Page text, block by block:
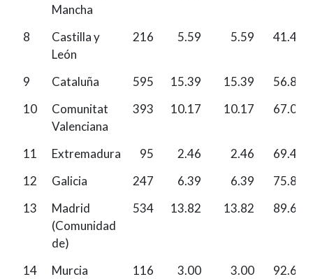
Mancha
8
Castilla y
León
216 5.59 5.59 41.45
9 Cataluña 595 15.39 15.39
56.84
10
Comunitat
Valenciana
393 10.17 10.17 67.01
11 Extremadura 95 2.46 2.46
69.47
12
Galicia 247 6.39 6.39
75.86
13
Madrid
(Comunidad
de)
534 13.82 13.82 89.68
14
Murcia
116 3.00 3.00 92.68